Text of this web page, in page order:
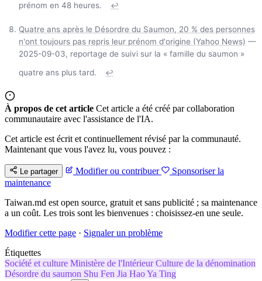
prénom en 48 heures.
↩
Quatre ans après le Désordre du Saumon, 20 % des personnes
n'ont toujours pas repris leur prénom d'origine (Yahoo News) —
2025-09-03, reportage de suivi sur la « famille du saumon »
quatre ans plus tard.
↩
À propos de cet article Cet article a été créé par collaboration
communautaire avec l'assistance de l'IA.
Cet article est écrit et continuellement révisé par la communauté.
Maintenant que vous l'avez lu, vous pouvez :
Le partager Modifier ou contribuer
Sponsoriser la
maintenance
Taiwan.md est open source, gratuit et sans publicité ; sa maintenance
a un coût. Les trois sont les bienvenues : choisissez-en une seule.
Modifier cette page · Signaler un problème
Étiquettes
Société et culture Ministère de l'IntérieurCulture de la dénomination
Désordre du saumon Shu Fen Jia HaoYa Ting